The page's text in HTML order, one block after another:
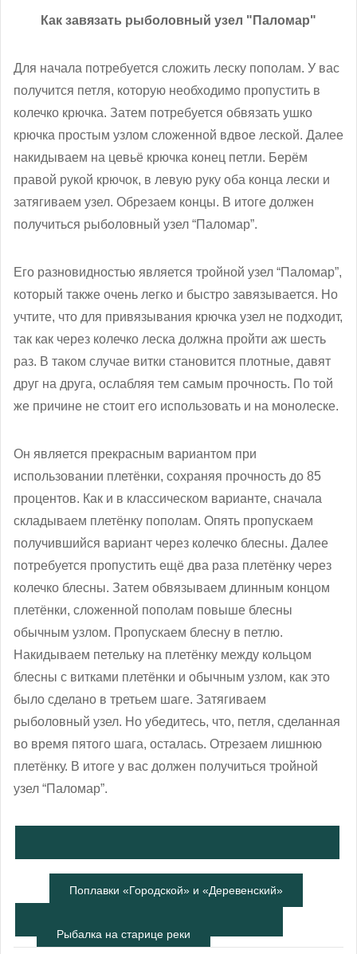
Как завязать рыболовный узел "Паломар"
Для начала потребуется сложить леску пополам. У вас
получится петля, которую необходимо пропустить в
колечко крючка. Затем потребуется обвязать ушко
крючка простым узлом сложенной вдвое леской. Далее
накидываем на цевьё крючка конец петли. Берём
правой рукой крючок, в левую руку оба конца лески и
затягиваем узел. Обрезаем концы. В итоге должен
получиться рыболовный узел “Паломар”.
Его разновидностью является тройной узел “Паломар”,
который также очень легко и быстро завязывается. Но
учтите, что для привязывания крючка узел не подходит,
так как через колечко леска должна пройти аж шесть
раз. В таком случае витки становится плотные, давят
друг на друга, ослабляя тем самым прочность. По той
же причине не стоит его использовать и на монолеске.
Он является прекрасным вариантом при
использовании плетёнки, сохраняя прочность до 85
процентов. Как и в классическом варианте, сначала
складываем плетёнку пополам. Опять пропускаем
получившийся вариант через колечко блесны. Далее
потребуется пропустить ещё два раза плетёнку через
колечко блесны. Затем обвязываем длинным концом
плетёнки, сложенной пополам повыше блесны
обычным узлом. Пропускаем блесну в петлю.
Накидываем петельку на плетёнку между кольцом
блесны с витками плетёнки и обычным узлом, как это
было сделано в третьем шаге. Затягиваем
рыболовный узел. Но убедитесь, что, петля, сделанная
во время пятого шага, осталась. Отрезаем лишнюю
плетёнку. В итоге у вас должен получиться тройной
узел “Паломар”.
Поплавки «Городской» и «Деревенский»
Рыбалка на старице реки